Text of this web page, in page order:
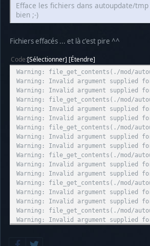
Efface les fichiers dans autoupdate/
bien ;-)
Fichiers effacés ... et là c'est pire ^^
Code Sélectionner Étendre
Warning: file_get_contents(./mod/
Warning: Invalid argument supplied
Warning: Invalid argument supplied
Warning: file_get_contents(./mod/
Warning: Invalid argument supplied
Warning: Invalid argument supplied
Warning: file_get_contents(./mod/
Warning: Invalid argument supplied
Warning: Invalid argument supplied
Warning: file_get_contents(./mod/
Warning: Invalid argument supplied
Warning: Invalid argument supplied
Warning: file_get_contents(./mod/
Warning: Invalid argument supplied
Warning: Invalid argument supplied
Warning: file_get_contents(./mod/
Warning: Invalid argument supplied
Warning: file_get_contents(./mod/